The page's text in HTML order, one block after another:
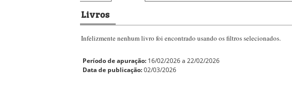
Livros
Infelizmente nenhum livro foi encontrado usando os filtros selecionados.
Período de apuração: 16/02/2026 a 22/02/2026
Data de publicação:02/03/2026